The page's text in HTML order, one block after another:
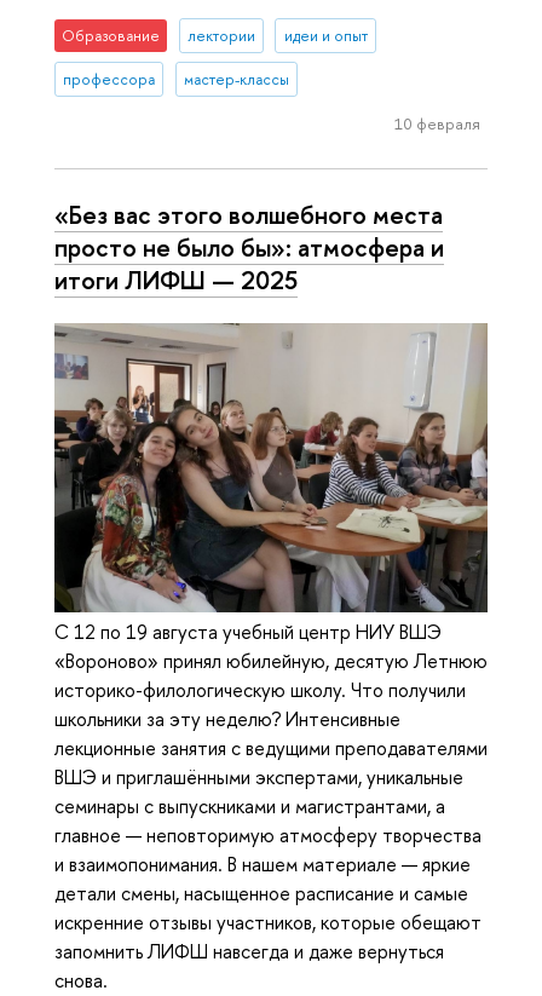
Образование лектории идеи и опыт
профессора мастер-классы
10 февраля
«Без вас этого волшебного места
просто не было бы»: атмосфера и
итоги ЛИФШ — 2025
С 12 по 19 августа учебный центр НИУ ВШЭ
«Вороново» принял юбилейную, десятую Летнюю
историко-филологическую школу. Что получили
школьники за эту неделю? Интенсивные
лекционные занятия с ведущими преподавателями
ВШЭ и приглашёнными экспертами, уникальные
семинары с выпускниками и магистрантами, а
главное — неповторимую атмосферу творчества
и взаимопонимания. В нашем материале — яркие
детали смены, насыщенное расписание и самые
искренние отзывы участников, которые обещают
запомнить ЛИФШ навсегда и даже вернуться
снова.